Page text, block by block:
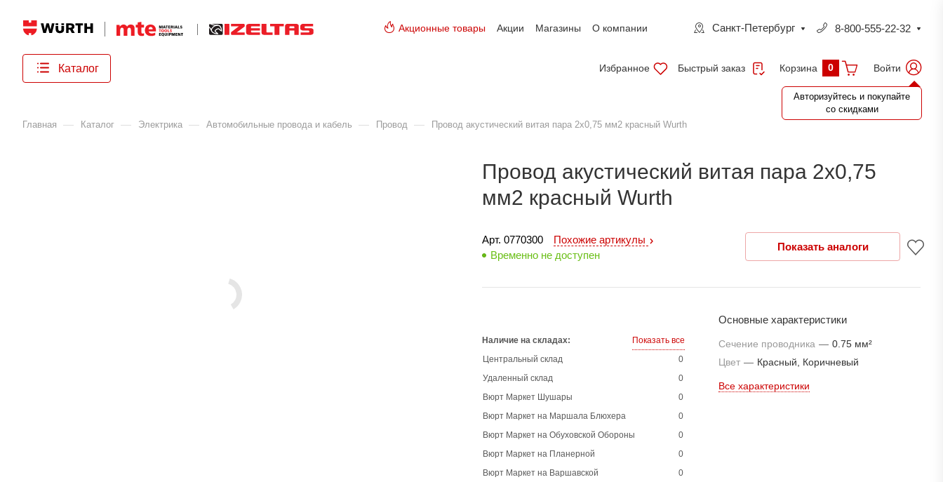
Акционные товары Акции Магазины О компании Санкт-Петербург 8-800-555-22-32
Каталог Избранное Быстрый заказ Корзина 0 Войти
Авторизуйтесь и покупайте
со скидками
Главная
— Каталог — Электрика — Автомобильные провода и кабель — Провод — Провод акустический витая пара 2х0,75 мм2 красный Wurth
Провод акустический витая пара 2х0,75
мм2 красный Wurth
Арт. 0770300
Похожие артикулы
Временно не доступен
Показать аналоги
Наличие на складах:
Показать все
Центральный склад
0
Удаленный склад
0
Вюрт Маркет Шушары
0
Вюрт Маркет на Маршала Блюхера
0
Вюрт Маркет на Обуховской Обороны
0
Вюрт Маркет на Планерной
0
Вюрт Маркет на Варшавской
0
Основные характеристики
Сечение проводника — 0.75 мм²
Цвет — Красный, Коричневый
Все характеристики